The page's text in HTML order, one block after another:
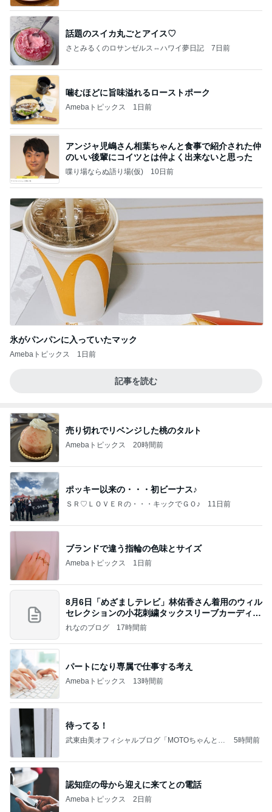
話題のスイカ丸ごとアイス♡
さとみるくのロサンゼルス⇔ハワイ夢日記 7日前
噛むほどに旨味溢れるローストポーク
Amebaトピックス 1日前
アンジャ児嶋さん相葉ちゃんと食事で紹介された仲
のいい後輩にコイツとは仲よく出来ないと思った
喋り場ならぬ語り場(仮) 10日前
氷がパンパンに入っていたマック
Amebaトピックス 1日前
記事を読む
売り切れでリベンジした桃のタルト
Amebaトピックス 20時間前
ポッキー以来の・・・初ビーナス♪
ＳＲ♡ＬＯＶＥＲの・・・キックでＧＯ♪ 11日前
ブランドで違う指輪の色味とサイズ
Amebaトピックス 1日前
8月6日「めざましテレビ」林佑香さん着用のウィル
セレクションの小花刺繍タックスリーブカーディガ
ン
れなのブログ 17時間前
パートになり専属で仕事する考え
Amebaトピックス 13時間前
待ってる！
武東由美オフィシャルブログ「MOTOちゃんとの
5時間前
認知症の母から迎えに来てとの電話
Amebaトピックス 2日前